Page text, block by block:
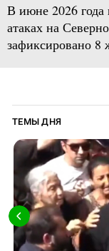
В июне 2026 года
атаках на
зафиксировано 8
ТЕМЫ ДНЯ